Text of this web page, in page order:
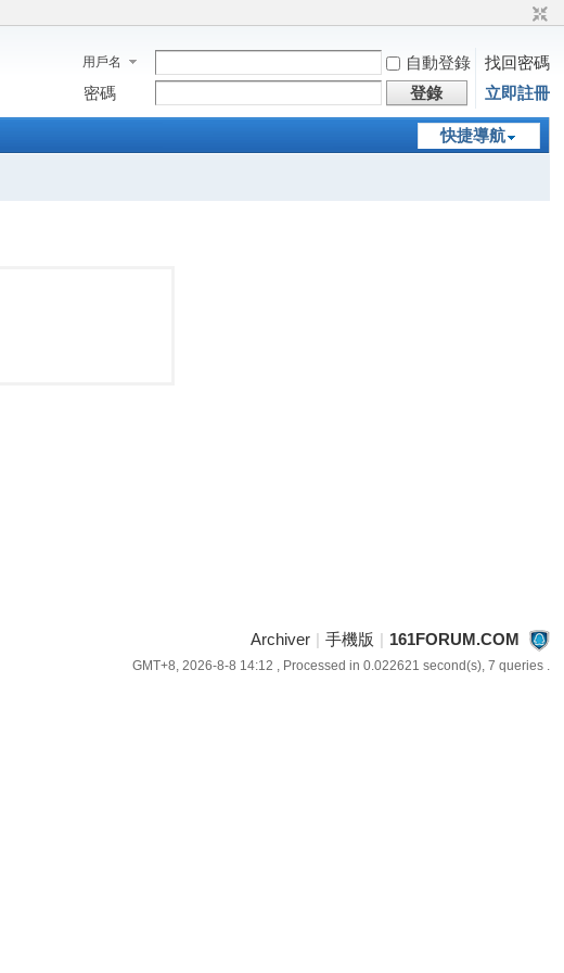
用戶名 自動登錄
找回密碼
密碼
登錄 立即註冊
快捷導航
Archiver | 手機版 | 161FORUM.COM
GMT+8, 2026-8-8 14:12 , Processed in 0.022621 second(s), 7 queries .